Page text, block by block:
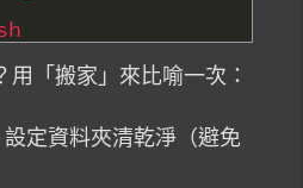
用「搬家」來比喻一次：
定資料夾清乾淨（避免